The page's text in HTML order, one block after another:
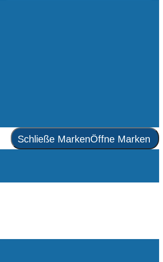
Schließe MarkenÖffne Marken